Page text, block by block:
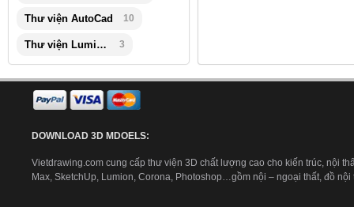
Thư viện AutoCad 10
Thư viện Lumion 3
DOWNLOAD 3D MDOELS:
Vietdrawing.com cung cấp thư viện 3D chất lượng cao cho kiến trúc, nội
Max, SketchUp, Lumion, Corona, Photoshop…gồm nội – ngoại thất, đồ nội